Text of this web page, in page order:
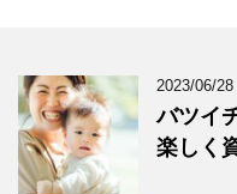
2023/06/28
バツイ
楽しく